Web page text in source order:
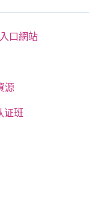
口網站
任務
參與者和存取肖像
師個人資料設定
源
南
证班
站 (LLXP)
交易紀錄